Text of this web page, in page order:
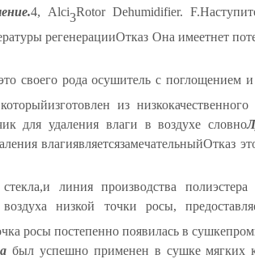
.4, Alci3Rotor Dehumidifier. F.
регенерацииОтказ Она имеетнет
своего рода осушитель с поглощением и
которыйизготовлен из
для удаления влаги в воздухе словно
влагиявляетсязамечательныйОтказ
,и линия производства полиэстера
низкой точки росы,
росы постепенно появилась в сушке
был успешно применен в сушке мягких